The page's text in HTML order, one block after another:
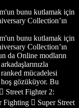
bunu kutlamak için
Collection’ın
bunu kutlamak için
Collection’ın
da Online modların
mücadelesi
gözüküyor. Bu
Street Fighter 2:
 Super Street